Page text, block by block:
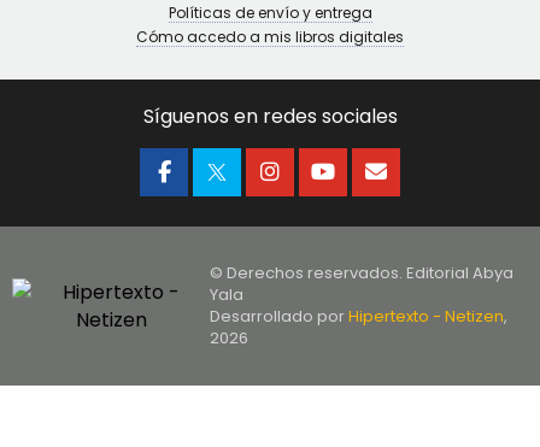
Políticas de envío y entrega
Cómo accedo a mis libros digitales
Síguenos en redes sociales
© Derechos reservados. Editorial Abya
Yala
Desarrollado porHipertexto - Netizen,
2026